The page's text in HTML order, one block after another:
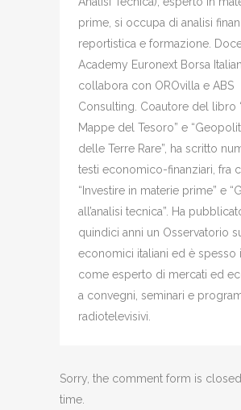
prime, si occupa di analisi
reportistica e formazione.
Academy Euronext Borsa
collabora con OROvilla e ABS
Consulting. Coautore del libro
Mappe del Tesoro” e
delle Terre Rare”, ha scritto
testi economico-finanziari, fra
“Investire in materie prime” e
all’analisi tecnica”. Ha
quindici anni un Osservatorio
economici italiani ed è spesso
come esperto di mercati ed
a convegni, seminari e
radiotelevisivi.
Sorry, the comment form is
time.